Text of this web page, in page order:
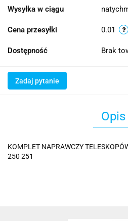
Wysyłka w ciągu
Cena przesyłki 0.01
Dostępność Brak
Zadaj pytanie
Opis
KOMPLET NAPRAWCZY
250 251